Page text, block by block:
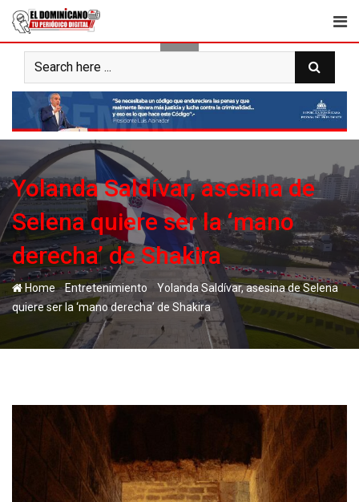
Skip
content
Yolanda Saldívar, asesina de
Selena quiere ser la ‘mano
derecha’ de Shakira
Home-Entretenimiento
Yolanda Saldívar, asesina de Selena
quiere ser la ‘mano derecha’ de Shakira